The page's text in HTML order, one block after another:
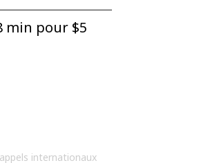
min pour ⁦$5⁩
internationaux